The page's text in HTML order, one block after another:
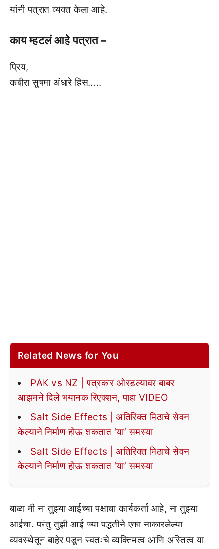
यांनी पत्रात व्यक्त केला आहे.
काय म्हटलं आहे पत्रात –
प्रिय,
कबीरा सुषमा अंधारे हिस…..
Related News for You
PAK vs NZ | पत्रकार ओरडल्यावर बाबर
आझमने दिले भयानक रिएक्शन, पाहा VIDEO
Salt Side Effects | अतिरिक्त मिठाचे सेवन
केल्याने निर्माण होऊ शकतात ‘या’ समस्या
Salt Side Effects | अतिरिक्त मिठाचे सेवन
केल्याने निर्माण होऊ शकतात ‘या’ समस्या
बाळा मी ना तुझ्या आईच्या पक्षाचा कार्यकर्ता आहे, ना तुझ्या
आईचा. परंतु तुझी आई ज्या पद्धतीने एका नाकारलेल्या
व्यवस्थेतून बाहेर पडून स्वतःचे व्यक्तिमत्व आणि अस्तित्व या